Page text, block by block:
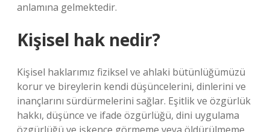
anlamına gelmektedir.
Kişisel hak nedir?
Kişisel haklarımız fiziksel ve ahlaki bütünlüğümüzü
korur ve bireylerin kendi düşüncelerini, dinlerini ve
inançlarını sürdürmelerini sağlar. Eşitlik ve özgürlük
hakkı, düşünce ve ifade özgürlüğü, dini uygulama